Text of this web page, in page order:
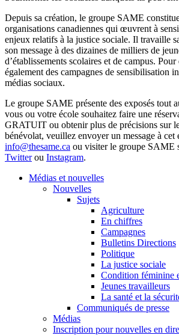
Depuis sa création, le groupe SAME
organisations canadiennes qui œuvrent à
enjeux relatifs à la justice sociale. Il travaille
son message à des dizaines de milliers de
d’établissements scolaires et de campus.
également des campagnes de sensibilisation
médias sociaux.
Le groupe SAME présente des exposés tout
vous ou votre école souhaitez faire une
GRATUIT ou obtenir plus de précisions sur
bénévolat, veuillez envoyer un message à cet
info@thesame.ca ou visiter le groupe SAME
Twitterou Instagram.
Médias et nouvelles
Nouvelles
Sujets
Agriculture
En chiffres
Campagnes
Bulletins Directions
Politique
La justice sociale
Condition féminine
Jeunes travailleurs
La santé et la
Communiqués de presse
Médias
Inscription pour nouvelles en